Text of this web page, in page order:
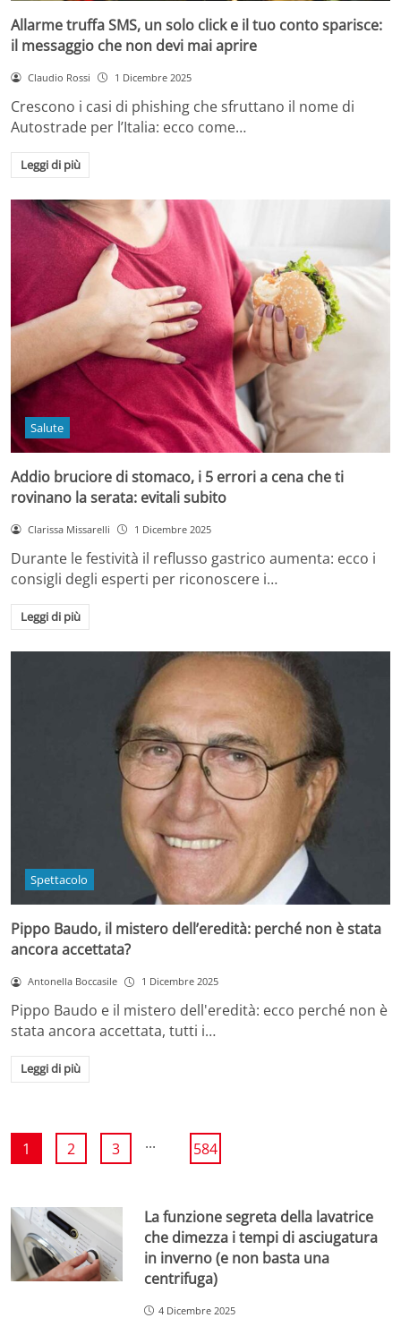
Allarme truffa SMS, un solo click e il tuo conto sparisce:
il messaggio che non devi mai aprire
Claudio Rossi 1 Dicembre 2025
Crescono i casi di phishing che sfruttano il nome di
Autostrade per l’Italia: ecco come…
Leggi di più
Salute
Addio bruciore di stomaco, i 5 errori a cena che ti
rovinano la serata: evitali subito
Clarissa Missarelli 1 Dicembre 2025
Durante le festività il reflusso gastrico aumenta: ecco i
consigli degli esperti per riconoscere i…
Leggi di più
Spettacolo
Pippo Baudo, il mistero dell’eredità: perché non è stata
ancora accettata?
Antonella Boccasile 1 Dicembre 2025
Pippo Baudo e il mistero dell'eredità: ecco perché non è
stata ancora accettata, tutti i…
Leggi di più
1 2 3 ... 584
La funzione segreta della lavatrice
che dimezza i tempi di asciugatura
in inverno (e non basta una
centrifuga)
4 Dicembre 2025